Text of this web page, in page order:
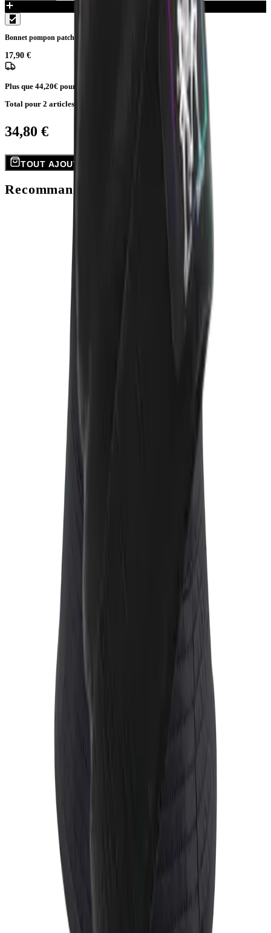
Bonnet pompon patch - Association Energie Sport Danse
17,90 €
Plus que 44,20€ pour la livraison gratuite
Total pour 2 articles
34,80 €
TOUT AJOUTER AU PANIER
Recommandations pour vous